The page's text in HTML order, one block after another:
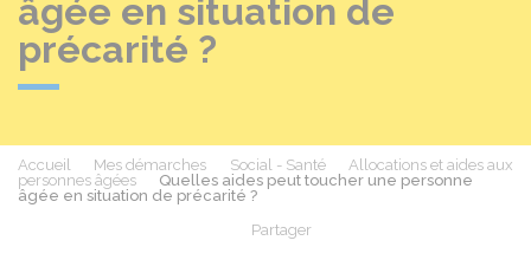
âgée en situation de
précarité ?
Accueil Mes démarches Social - Santé
Allocations et aides aux
personnes âgées
Quelles aides peut toucher une personne
âgée en situation de précarité ?
Partager